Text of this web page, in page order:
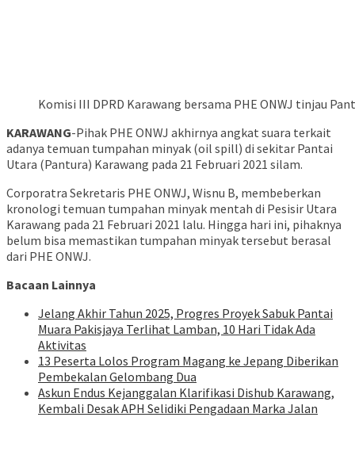
Komisi III DPRD Karawang bersama PHE ONWJ tinjau
KARAWANG-Pihak PHE ONWJ akhirnya angkat suara terkait
adanya temuan tumpahan minyak (oil spill) di sekitar Pantai
Utara (Pantura) Karawang pada 21 Februari 2021 silam.
Corporatra Sekretaris PHE ONWJ, Wisnu B, membeberkan
kronologi temuan tumpahan minyak mentah di Pesisir Utara
Karawang pada 21 Februari 2021 lalu. Hingga hari ini, pihaknya
belum bisa memastikan tumpahan minyak tersebut berasal
dari PHE ONWJ.
Bacaan Lainnya
Jelang Akhir Tahun 2025, Progres Proyek Sabuk Pantai
Muara Pakisjaya Terlihat Lamban, 10 Hari Tidak Ada
Aktivitas
13 Peserta Lolos Program Magang ke Jepang Diberikan
Pembekalan Gelombang Dua
Askun Endus Kejanggalan Klarifikasi Dishub Karawang,
Kembali Desak APH Selidiki Pengadaan Marka Jalan